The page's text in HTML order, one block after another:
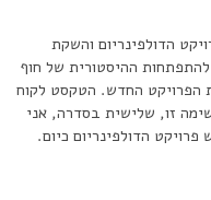
הדולפינריום והשקת
ההיסטורית של חוף
הפרויקט החדש. הטקסט לקוח
רגעי תיקון, רסלינג, 2008. ברשימה זו, שלישית בסדרה, אני